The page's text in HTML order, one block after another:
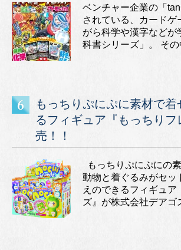
ベンチャー企業の「
されている、カードゲ
がら科学や漢字などが
科書シリーズ」。 その
もっちりぷにぷに素材で着
るフィギュア『もっちりフ
売！！
もっちりぷにぷにの
動物と着ぐるみがセッ
えのできるフィギュア
ズ』が株式会社デアゴ